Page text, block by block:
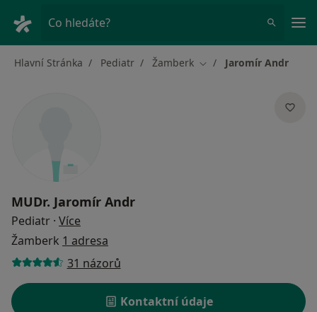
Co hledáte?
Hlavní Stránka Pediatr Žamberk Změna města
Jaromír Andr
MUDr. Jaromír Andr
Pediatr · Více
Žamberk 1 adresa
31 názorů
Kontaktní údaje